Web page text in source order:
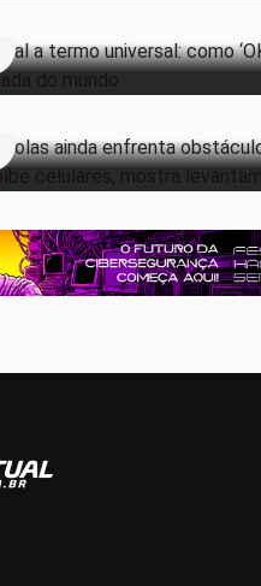
que proíbe celulares, mostra